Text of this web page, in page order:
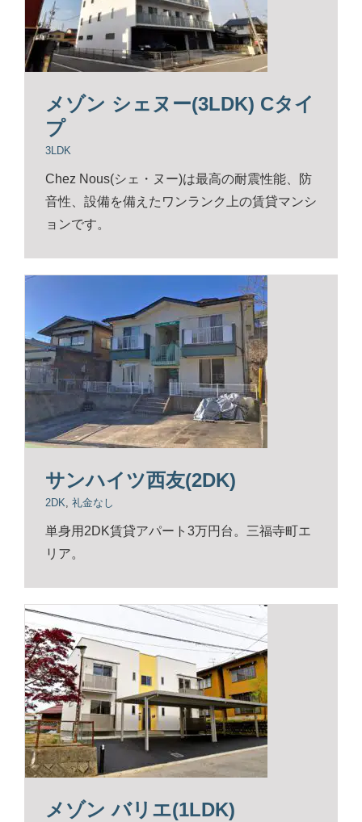
メゾン シェヌー(3LDK) Cタイ
プ
3LDK
Chez Nous(シェ・ヌー)は最高の耐震性能、防
音性、設備を備えたワンランク上の賃貸マンシ
ョンです。
サンハイツ西友(2DK)
2DK, 礼金なし
単身用2DK賃貸アパート3万円台。三福寺町エ
リア。
メゾン バリエ(1LDK)